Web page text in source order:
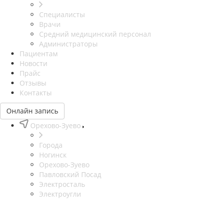
Специалисты
Врачи
Средний медицинский персонал
Администраторы
Пациентам
Новости
Прайс
Отзывы
Контакты
Онлайн запись
Орехово-Зуево
Города
Ногинск
Орехово-Зуево
Павловский Посад
Электросталь
Электроугли